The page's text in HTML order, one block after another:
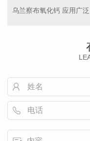
乌兰察布氧化钙 应用广泛